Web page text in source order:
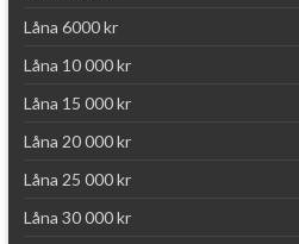
Låna 6000 kr
Låna 10 000 kr
Låna 15 000 kr
Låna 20 000 kr
Låna 25 000 kr
Låna 30 000 kr